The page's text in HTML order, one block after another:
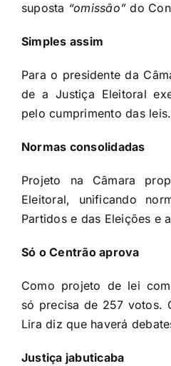
suposta “omissão” do
Simples assim
Para o presidente da
de a Justiça Eleitoral
pelo cumprimento das
Normas consolidadas
Projeto na Câmara
Eleitoral, unificando
Partidos e das Eleições e
Só o Centrão aprova
Como projeto de lei
só precisa de 257 votos.
Lira diz que haverá
Justiça jabuticaba